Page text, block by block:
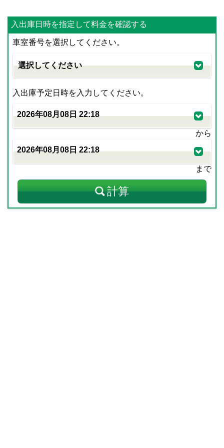
入出庫日時を指定して料金を確認する
車室番号を選択してください。
入出庫予定日時を入力してください。
から
まで
計算